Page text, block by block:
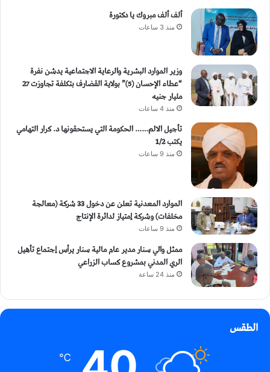
ألف ألف مبروك يا دكتورة
منذ 3 ساعات
وزير الموارد البشرية والرعاية الاجتماعية يدشن نفرة
“عطاء الإحسان (5)” بولاية القضارف بتكلفة تجاوزت 27
مليار جنيه
منذ 4 ساعات
تأجيل الالم…… الحكومة التي يستحقونها د. كرار التهامي
يكتب 1/2
منذ 9 ساعات
الموارد المعدنية تعلن عن دخول 33 شركة (معالجة
مخلفات) وشركة إمتياز لدائرة الإنتاج
منذ 9 ساعات
ممثل والي سنار مدير عام مالية سنار يرأس إجتماع تأهيل
الري المدني بمشروع كساب الزراعي
منذ 24 ساعة
الطقس
℃